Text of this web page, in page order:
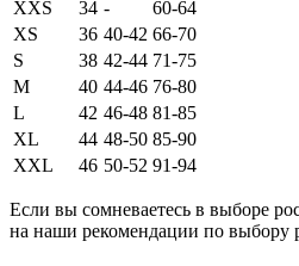
XXS
34 - 60-64
XS
36 40-42 66-70
S
38 42-44 71-75
M
40 44-46 76-80
L
42 46-48 81-85
XL
44 48-50 85-90
XXL
46 50-52 91-94
Если вы сомневаетесь в выборе
на наши рекомендации по выбору